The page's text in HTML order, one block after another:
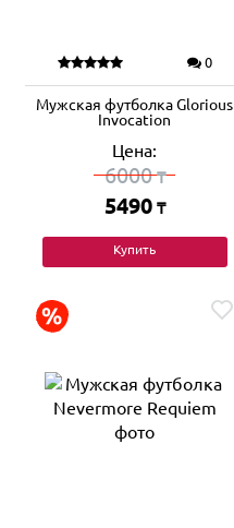
0
Мужская футболка Glorious
Invocation
Цена:
6000₸
5490 ₸
Купить